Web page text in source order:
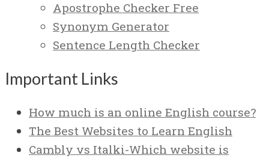
Apostrophe Checker Free
Synonym Generator
Sentence Length Checker
Important Links
How much is an online English course?
The Best Websites to Learn English
Cambly vs Italki-Which website is